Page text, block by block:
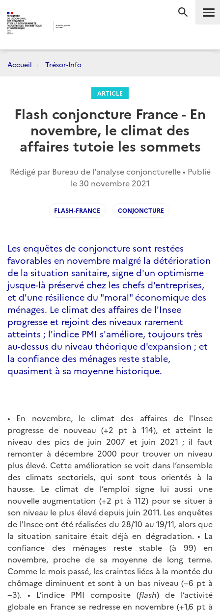
Accueil Trésor-Info
ARTICLE
Flash conjoncture France - En
novembre, le climat des
affaires tutoie les sommets
Rédigé par Bureau de l'analyse conjoncturelle • Publié
le 30 novembre 2021
FLASH-FRANCE CONJONCTURE
Les enquêtes de conjoncture sont restées
favorables en novembre malgré la détérioration
de la situation sanitaire, signe d'un optimisme
jusque-là préservé chez les chefs d'entreprises,
et d'une résilience du "moral" économique des
ménages. Le climat des affaires de l'Insee
progresse et rejoint des niveaux rarement
atteints ; l'indice PMI s'améliore, toujours très
au-dessus du niveau théorique d'expansion ; et
la confiance des ménages reste stable,
quasiment à sa moyenne historique.
• En novembre, le climat des affaires de l'Insee
progresse de nouveau (+2 pt à 114), et atteint le
niveau des pics de juin 2007 et juin 2021 ; il faut
remonter à décembre 2000 pour trouver un niveau
plus élevé. Cette amélioration se voit dans l’ensemble
des climats sectoriels, qui sont tous orientés à la
hausse. Le climat de l’emploi signe lui aussi une
nouvelle augmentation (+2 pt à 112) pour se situer à
son niveau le plus élevé depuis juin 2011. Les enquêtes
de l'Insee ont été réalisées du 28/10 au 19/11, alors que
la situation sanitaire était déjà en dégradation. • La
confiance des ménages reste stable (à 99) en
novembre, proche de sa moyenne de long terme.
Comme le mois passé, les craintes liées à la montée du
chômage diminuent et sont à un bas niveau (−6 pt à
−3). • L’indice PMI composite (flash) de l’activité
globale en France se redresse en novembre (+1,6 pt à